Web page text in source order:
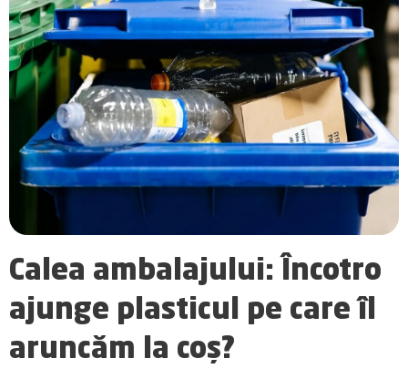
Calea ambalajului: Încotro
ajunge plasticul pe care îl
aruncăm la coș?